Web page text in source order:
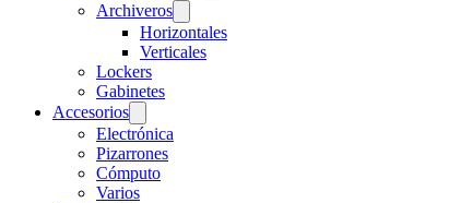
Archiveros
Horizontales
Verticales
Lockers
Gabinetes
Accesorios
Electrónica
Pizarrones
Cómputo
Varios